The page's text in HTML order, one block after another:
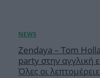
Zendaya – Tom
party στην αγγλική
Όλες οι